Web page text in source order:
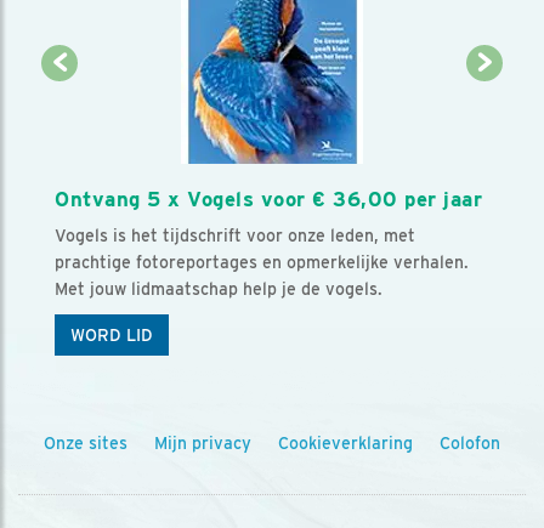
Ontvang 5 x Vogels voor € 36,00 per jaar
Vogels is het tijdschrift voor onze leden, met
prachtige fotoreportages en opmerkelijke verhalen.
Met jouw lidmaatschap help je de vogels.
WORD LID
Onze sites Mijn privacy Cookieverklaring Colofon